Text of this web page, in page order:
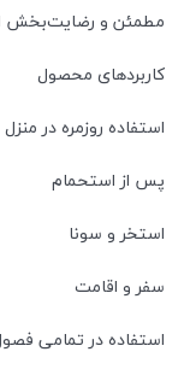
مطمئن و رضایت‌بخش از
کاربردهای محصول
استفاده روزمره در منزل
پس از استحمام
استخر و سونا
سفر و اقامت
استفاده در تمامی